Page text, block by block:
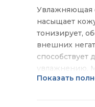
Увлажняющая
насыщает
тонизирует,
внешних
способствует
увлажнению.
водоросли) и
Показать